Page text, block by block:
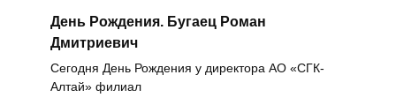
День Рождения. Бугаец Роман
Дмитриевич
Сегодня День Рождения у директора АО «СГК-
Алтай» филиал